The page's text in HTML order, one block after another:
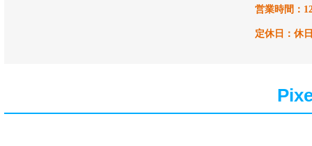
営業時間：
定休日 ：休